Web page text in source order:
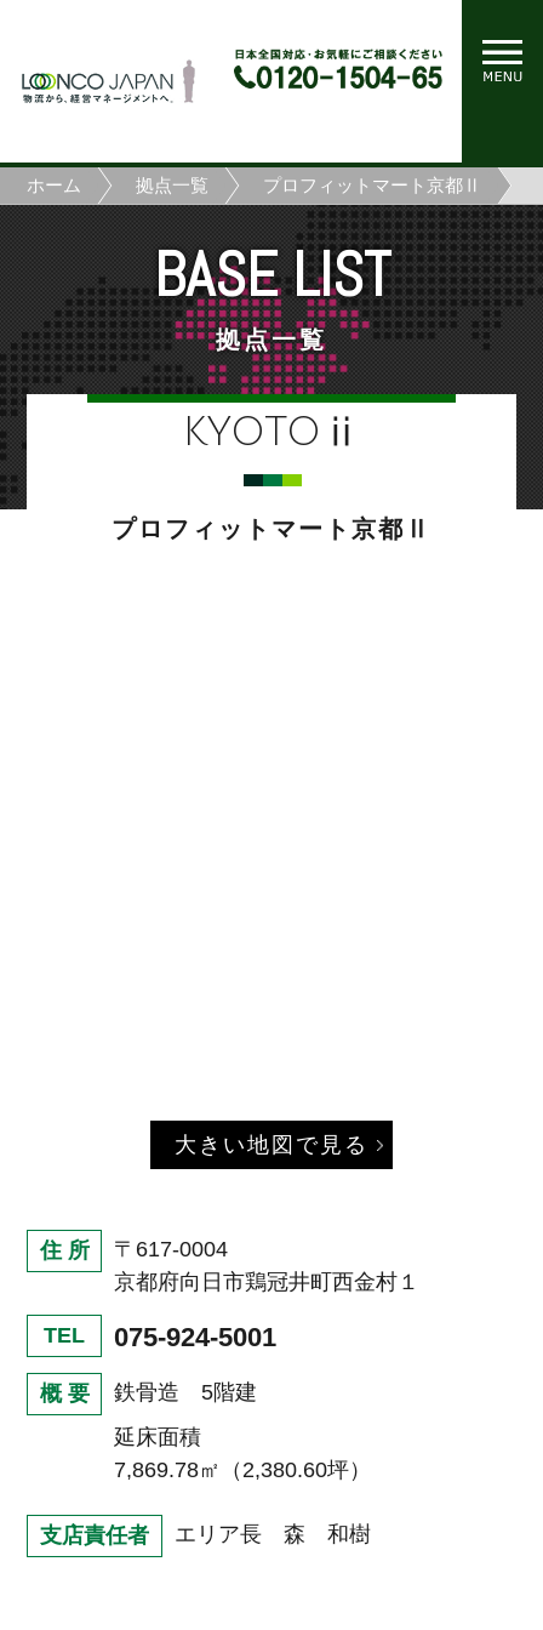
ホーム 拠点一覧 プロフィットマート京都Ⅱ
BASE LIST
拠点一覧
KYOTOⅱ
プロフィットマート京都Ⅱ
大きい地図で見る
住 所
〒617-0004
京都府向日市鶏冠井町西金村１
TEL 075-924-5001
概 要
鉄骨造 5階建
延床面積
7,869.78㎡（2,380.60坪）
支店責任者 エリア長 森 和樹